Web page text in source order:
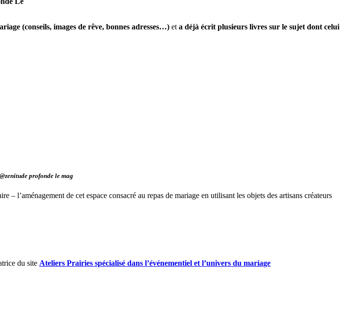
(conseils, images de rêve, bonnes adresses…) et a déjà écrit plusieurs livres sur le sujet dont celui
profonde le mag
– l’aménagement de cet espace consacré au repas de mariage en utilisant les objets des artisans créateurs
du site Ateliers Prairies spécialisé dans l’événementiel et l’univers du mariage